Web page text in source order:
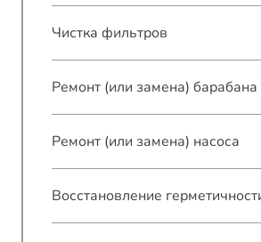
Чистка фильтров
Ремонт (или замена) барабана
Ремонт (или замена) насоса
Восстановление